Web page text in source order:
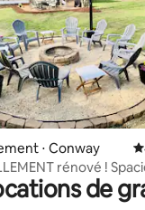
la base de 99
⋅ Conway
rénové !
PetFriendlyde